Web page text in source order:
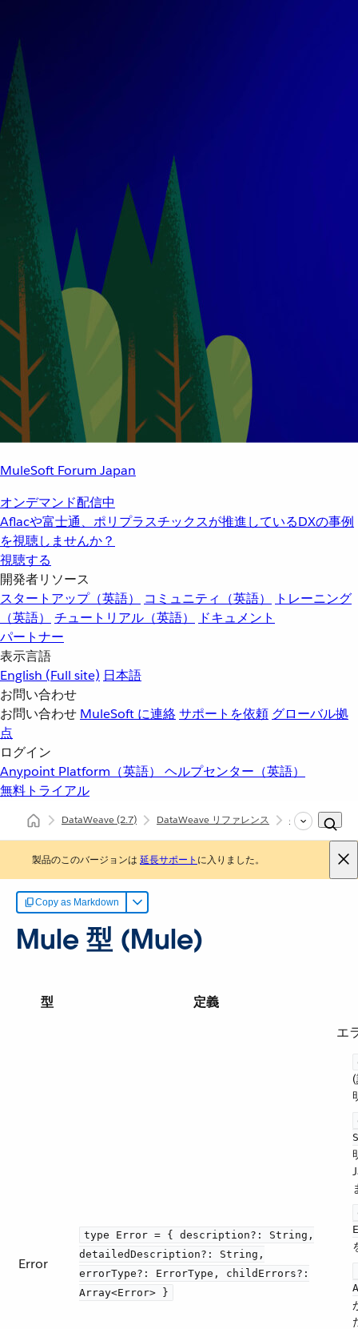
MuleSoft Forum Japan
オンデマンド配信中
Aflacや富士通、ポリプラスチックスが推進しているDXの事例
を視聴しませんか？
視聴する
開発者リソース
スタートアップ（英語）
コミュニティ（英語）
トレーニング
（英語）
チュートリアル（英語）
ドキュメント
パートナー
表示言語
English (Full site) 日本語
お問い合わせ
お問い合わせ MuleSoft に連絡サポートを依頼 グローバル拠
点
ログイン
Anypoint Platform（英語） ヘルプセンター（英語）
無料トライアル
DataWeave(2.7) DataWeave リファレンス dw::Mule
製品のこのバージョンは 延長サポート に入りました。
Copy as Markdown
Mule 型 (Mule)
型 定義
Error
type Error = { description?: String,
detailedDescription?: String,
errorType?: ErrorType, childErrors?:
Array<Error> }
エ